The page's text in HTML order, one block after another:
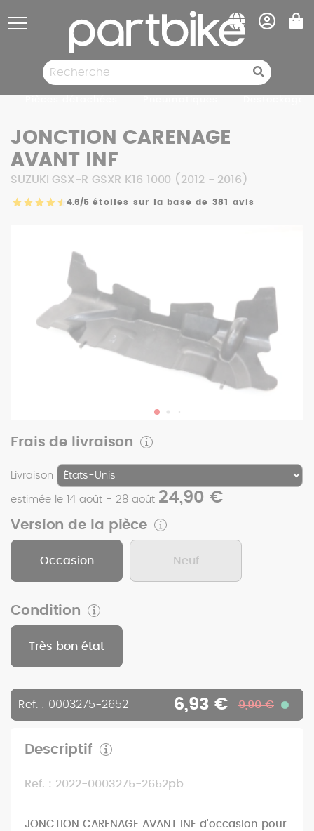
JONCTION CARENAGE
AVANT INF
SUZUKI GSX-R GSXR K16 1000 (2012 - 2016)
4.6/5 étoiles sur la base de 381 avis
Frais de livraison
Livraison
estimée le 14 août - 28 août 24,90 €
Version de la pièce
Occasion Neuf
Condition
Très bon état
Ref. : 0003275-2652 6,93 € 9,90 €
Descriptif
Ref. : 2022-0003275-2652pb
JONCTION CARENAGE AVANT INF d'occasion pour